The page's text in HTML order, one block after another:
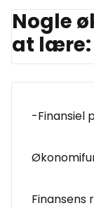
Nogle
at lære:
-Finansiel
Finansens